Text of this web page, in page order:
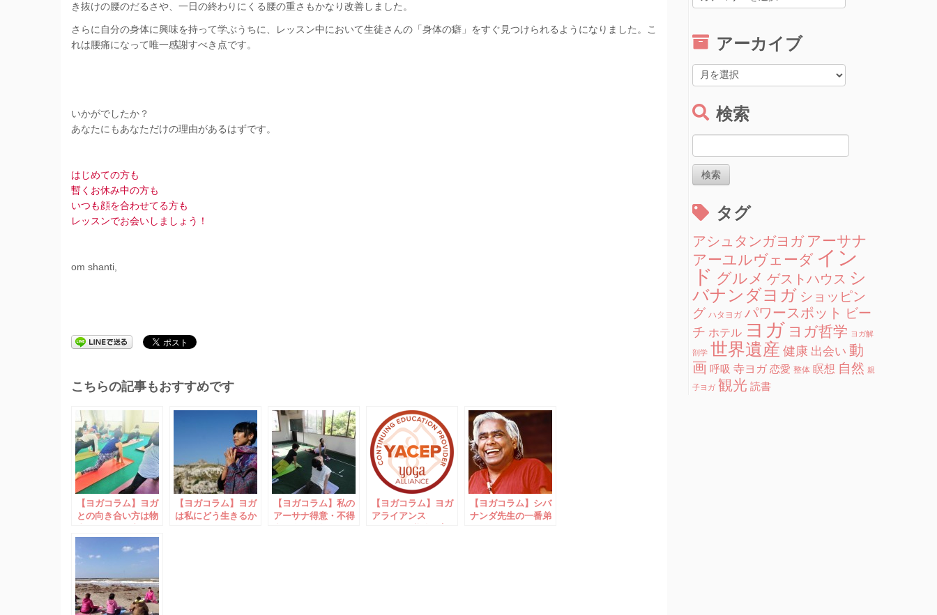
き抜けの腰のだるさや、一日の終わりにくる腰の重さもかなり改善しました。
さらに自分の身体に興味を持って学ぶうちに、レッスン中において生徒さんの「身体の癖」をすぐ見つけられるようになりました。こ
れは腰痛になって唯一感謝すべき点です。
いかがでしたか？
あなたにもあなただけの理由があるはずです。
はじめての方も
暫くお休み中の方も
いつも顔を合わせてる方も
レッスンでお会いしましょう！
om shanti,
こちらの記事もおすすめです
【ヨガコラム】ヨガ
との向き合い方は物
【ヨガコラム】ヨガ
は私にどう生きるか
【ヨガコラム】私の
アーサナ得意・不得
【ヨガコラム】ヨガ
アライアンス
【ヨガコラム】シバ
ナンダ先生の一番弟
テ
リ
アーカイブ
ー
カ
イ
ブ
検索
索:
タグ
アシュタンガヨガ アーサナ
アーユルヴェーダ イン
ド グルメ ゲストハウス シ
バナンダヨガ ショッピン
グ ハタヨガ パワースポット ビー
チ ホテル ヨガ ヨガ哲学 ヨガ解
剖学 世界遺産 健康 出会い 動
画 呼吸 寺ヨガ 恋愛 整体 瞑想 自然 親
子ヨガ 観光 読書